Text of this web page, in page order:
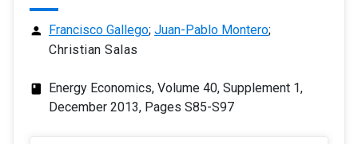
person Francisco Gallego; Juan-Pablo Montero;
Christian Salas
class
Energy Economics, Volume 40, Supplement 1,
December 2013, Pages S85-S97